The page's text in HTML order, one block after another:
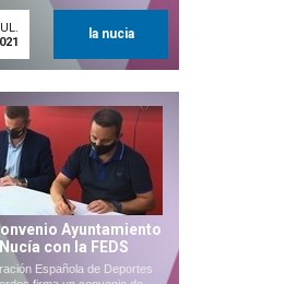
la nucia
Ayuntamiento
con la FEDS
Española de Deportes